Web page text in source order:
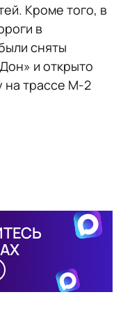
Кроме того, в
в
сняты
и открыто
на трассе М-2